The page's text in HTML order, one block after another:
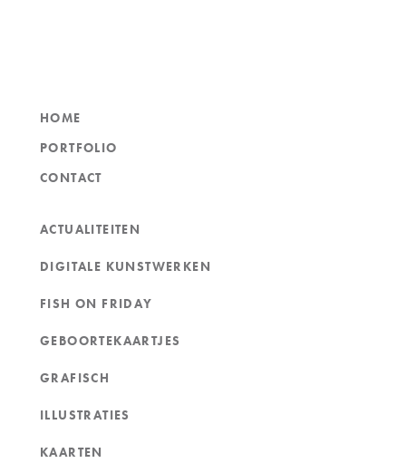
HOME
PORTFOLIO
CONTACT
ACTUALITEITEN
DIGITALE KUNSTWERKEN
FISH ON FRIDAY
GEBOORTEKAARTJES
GRAFISCH
ILLUSTRATIES
KAARTEN